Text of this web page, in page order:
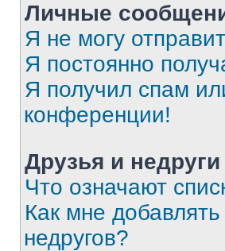
Личные
Я не могу
Я постоянно
Я получил спам
конференции!
Друзья и недруги
Что означают
Как мне
недругов?